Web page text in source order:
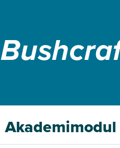
Akademimodul